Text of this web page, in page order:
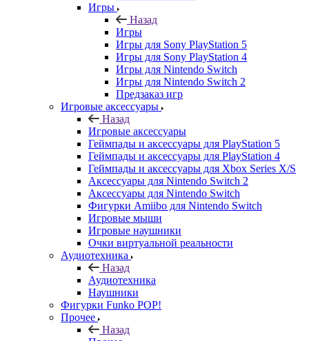
Игры
Назад
Игры
Игры для Sony PlayStation 5
Игры для Sony PlayStation 4
Игры для Nintendo Switch
Игры для Nintendo Switch 2
Предзаказ игр
Игровые аксессуары
Назад
Игровые аксессуары
Геймпады и аксессуары для PlayStation 5
Геймпады и аксессуары для PlayStation 4
Геймпады и аксессуары для Xbox Series X/S
Аксессуары для Nintendo Switch 2
Аксессуары для Nintendo Switch
Фигурки Amiibo для Nintendo Switch
Игровые мыши
Игровые наушники
Очки виртуальной реальности
Аудиотехника
Назад
Аудиотехника
Наушники
Фигурки Funko POP!
Прочее
Назад